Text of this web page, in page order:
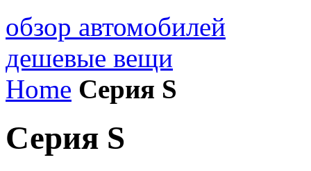
обзор автомобилей
дешевые вещи
Home Серия S
Серия S